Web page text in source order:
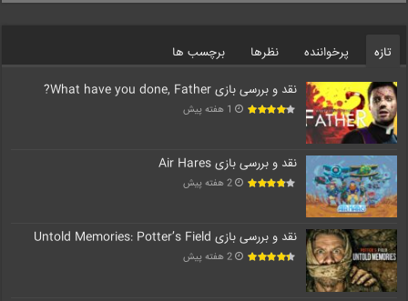
تازه پرخواننده نظرها برچسب ها
نقد و بررسی بازی What have you done, Father?
1 هفته پیش
نقد و بررسی بازی Air Hares
2 هفته پیش
نقد و بررسی بازی Untold Memories: Potter’s Field
2 هفته پیش